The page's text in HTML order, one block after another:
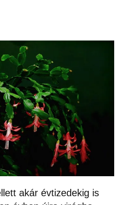
akár évtizedekig is